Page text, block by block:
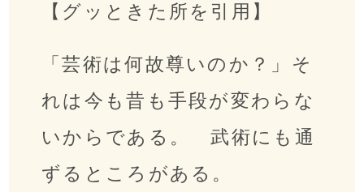
【グッときた所を引用】
「芸術は何故尊いのか？」そ
れは今も昔も手段が変わらな
いからである。 武術にも通
ずるところがある。